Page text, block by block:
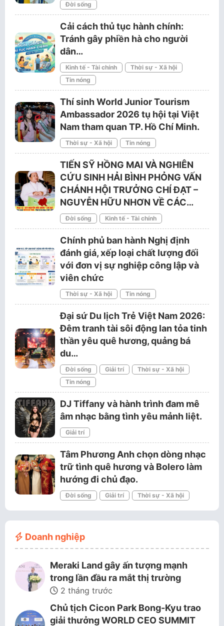
Đời sống
Cải cách thủ tục hành chính:
Tránh gây phiền hà cho người
dân…
Kinh tế - Tài chính
Thời sự - Xã hội
Tin nóng
Thí sinh World Junior Tourism
Ambassador 2026 tụ hội tại Việt
Nam tham quan TP. Hồ Chí Minh.
Thời sự - Xã hội Tin nóng
TIẾN SỸ HỒNG MAI VÀ NGHIÊN
CỨU SINH HẢI BÌNH PHỎNG VẤN
CHÁNH HỘI TRƯỞNG CHÍ ĐẠT –
NGUYỄN HỮU NHƠN VỀ CÁC…
Đời sống Kinh tế - Tài chính
Chính phủ ban hành Nghị định
đánh giá, xếp loại chất lượng đối
với đơn vị sự nghiệp công lập và
viên chức
Thời sự - Xã hội Tin nóng
Đại sứ Du lịch Trẻ Việt Nam 2026:
Đêm tranh tài sôi động lan tỏa tinh
thần yêu quê hương, quảng bá
du…
Đời sống Giải trí
Thời sự - Xã hội
Tin nóng
DJ Tiffany và hành trình đam mê
âm nhạc bằng tình yêu mảnh liệt.
Giải trí
Tâm Phương Anh chọn dòng nhạc
trữ tình quê hương và Bolero làm
hướng đi chủ đạo.
Đời sống Giải trí Thời sự - Xã hội
Doanh nghiệp
Meraki Land gây ấn tượng mạnh
trong lần đầu ra mắt thị trường
2 tháng trước
Chủ tịch Cicon Park Bong-Kyu trao
giải thưởng WORLD CEO SUMMIT